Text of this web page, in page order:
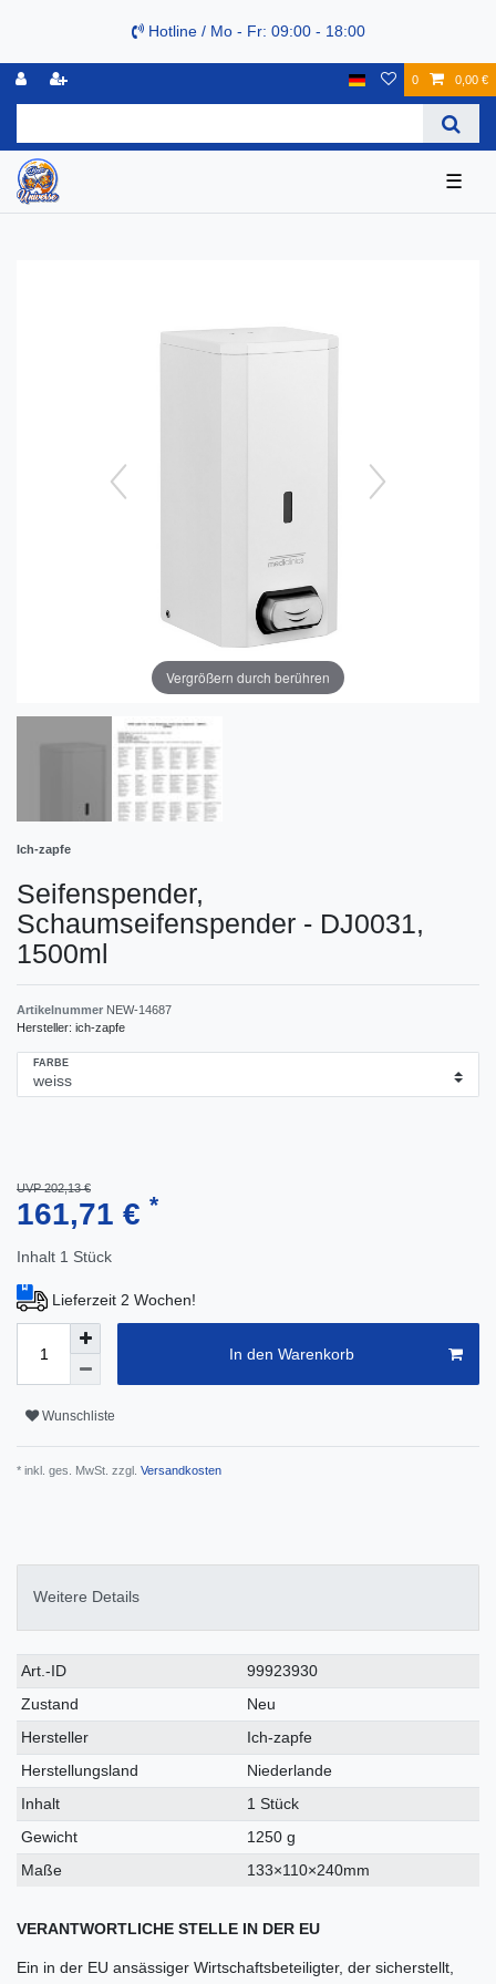
Hotline / Mo - Fr: 09:00 - 18:00
0 0,00 €
☰
Vergrößern durch berühren
Ich-zapfe
Seifenspender,
Schaumseifenspender - DJ0031,
1500ml
Artikelnummer NEW-14687
Hersteller: ich-zapfe
FARBE
UVP 202,13 €
161,71 € *
Inhalt 1 Stück
Lieferzeit 2 Wochen!
In den Warenkorb
Wunschliste
* inkl. ges. MwSt. zzgl. Versandkosten
Weitere Details
Technisches
Merkmal
Wert
Art.-ID
99923930
Zustand
Neu
Hersteller
Ich-zapfe
Herstellungsland
Niederlande
Inhalt
1 Stück
Gewicht
1250 g
Maße
133×110×240mm
VERANTWORTLICHE STELLE IN DER EU
Ein in der EU ansässiger Wirtschaftsbeteiligter, der sicherstellt,